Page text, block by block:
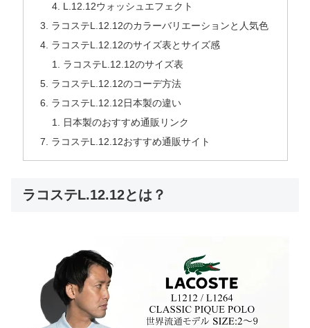
L.12.12ウォッシュエフェクト
ラコステL.12.12のカラーバリエーションと人気色
ラコステL.12.12のサイズ表とサイズ感
ラコステL.12.12のサイズ表
ラコステL.12.12のコーデ方法
ラコステL.12.12日本製の違い
日本製のおすすめ通販リンク
ラコステL.12.12おすすめ通販サイト
ラコステL.12.12とは？